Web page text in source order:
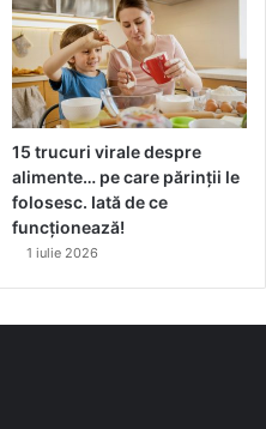
15 trucuri virale despre
alimente… pe care părinții le
folosesc. Iată de ce
funcționează!
1 iulie 2026